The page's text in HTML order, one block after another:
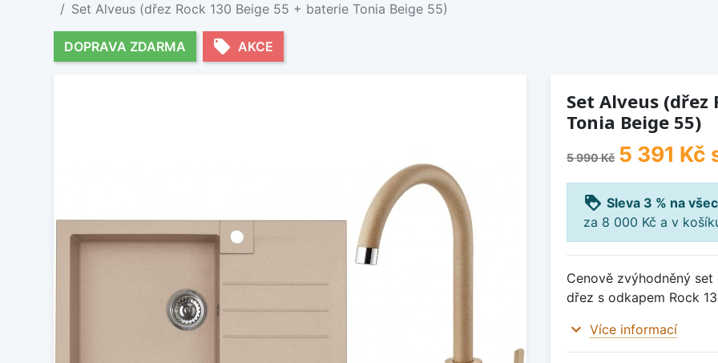
Set Alveus (dřez Rock 130 Beige 55 + baterie Tonia Beige 55)
DOPRAVA ZDARMA local_offer AKCE
Set Alveus (dřez
Tonia Beige 55)
5 990 Kč 5 391 Kč
loyalty Sleva 3 % na
za 8 000 Kč a v
Cenově zvýhodněný
dřez s odkapem Rock
expand_more Více informací